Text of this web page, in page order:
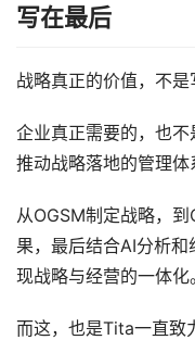
写在最后
战略真正的价值，不是
企业真正需要的，也
推动战略落地的管理体
从OGSM制定战略，
果，最后结合AI分析
现战略与经营的一体化。
而这，也是Tita一直